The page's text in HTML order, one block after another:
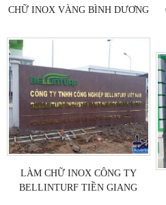
CHỮ INOX VÀNG BÌNH DƯƠNG
LÀM CHỮ INOX CÔNG TY
BELLINTURF TIỀN GIANG